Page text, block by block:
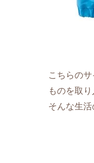
こちらの
ものを取
そんな生活